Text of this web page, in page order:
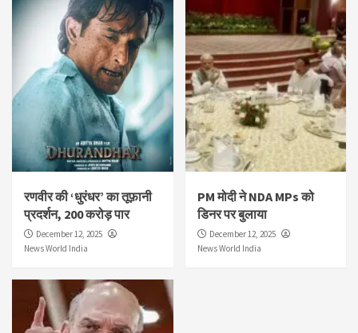
रणवीर की ‘धुरंधर’ का तूफ़ानी
प्रदर्शन, 200 करोड़ पार
December 12, 2025
News World India
PM मोदी ने NDA MPs को
डिनर पर बुलाया
December 12, 2025
News World India